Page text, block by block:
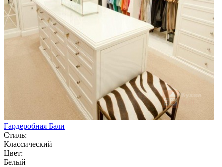
Гардеробная Бали
Стиль:
Классический
Цвет:
Белый